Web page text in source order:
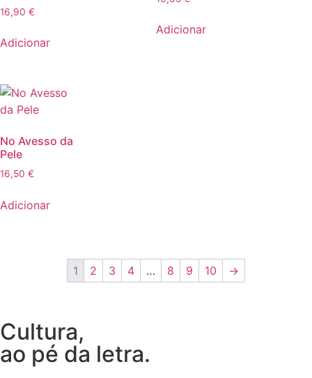
16,90 €
Adicionar
Adicionar
No Avesso da
Pele
16,50 €
Adicionar
1 2 3 4 … 8 9 10 →
Cultura,
ao pé da letra.